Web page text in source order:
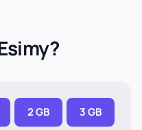
2 GB 3 GB